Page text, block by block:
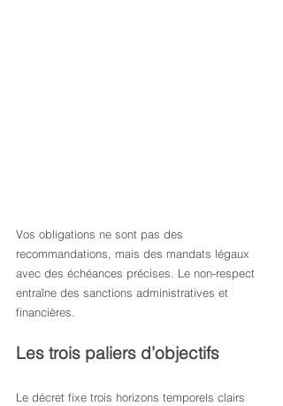
Vos obligations ne sont pas des
recommandations, mais des mandats légaux
avec des échéances précises. Le non-respect
entraîne des sanctions administratives et
financières.
Les trois paliers d’objectifs
Le décret fixe trois horizons temporels clairs